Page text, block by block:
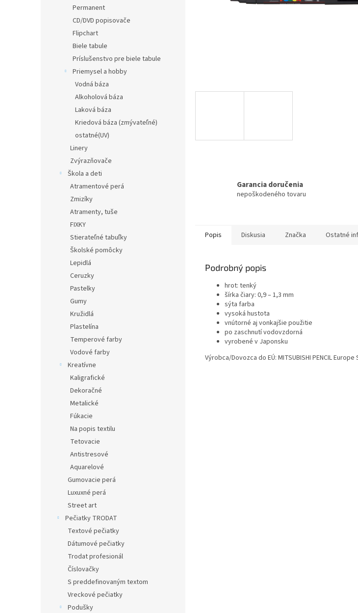
Permanent
CD/DVD popisovače
Flipchart
Biele tabule
Príslušenstvo pre biele tabule
Priemysel a hobby
Vodná báza
Alkoholová báza
Laková báza
Kriedová báza (zmývateľné)
ostatné(UV)
Linery
Zvýrazňovače
Škola a deti
Atramentové perá
Zmizíky
Atramenty, tuše
FIXKY
Stierateľné tabuľky
Školské pomôcky
Lepidlá
Ceruzky
Pastelky
Gumy
Kružidlá
Plastelína
Temperové farby
Vodové farby
Kreatívne
Kaligrafické
Dekoračné
Metalické
Fúkacie
Na popis textilu
Tetovacie
Antistresové
Aquarelové
Gumovacie perá
Luxuxné perá
Street art
Pečiatky TRODAT
Textové pečiatky
Dátumové pečiatky
Trodat profesionál
Číslovačky
S preddefinovaným textom
Vreckové pečiatky
Podušky
Garancia doručenia
nepoškodeného tovaru
Popis Diskusia Značka Ostatné
Podrobný popis
hrot: tenký
šírka čiary: 0,9 – 1,3 mm
sýta farba
vysoká hustota
vnútorné aj vonkajšie použitie
po zaschnutí vodovzdorná
vyrobené v Japonsku
Výrobca/Dovozca do EÚ: MITSUBISHI PENCIL Europe